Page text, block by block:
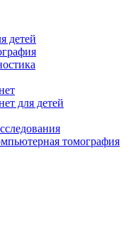
детей
для детей
томография